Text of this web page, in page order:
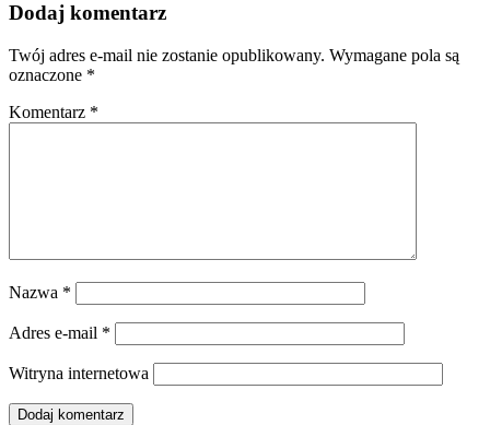
Dodaj komentarz
Twój adres e-mail nie zostanie opublikowany. Wymagane pola są
oznaczone *
Komentarz *
Nazwa *
Adres e-mail *
Witryna internetowa